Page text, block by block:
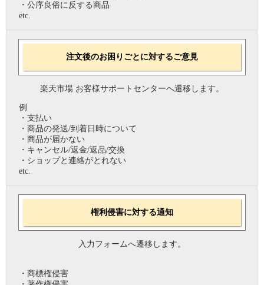
・公序良俗に反する商品
etc.
注文後のお困りごとに対するご意見
楽天市場 お客様サポートセンターへ遷移します。
例
・支払い
・商品の発送/到着日時について
・商品が届かない
・キャンセル/返金/返品/交換
・ショップと連絡がとれない
etc.
権利侵害に対する通知
入力フォームへ遷移します。
・商標権侵害